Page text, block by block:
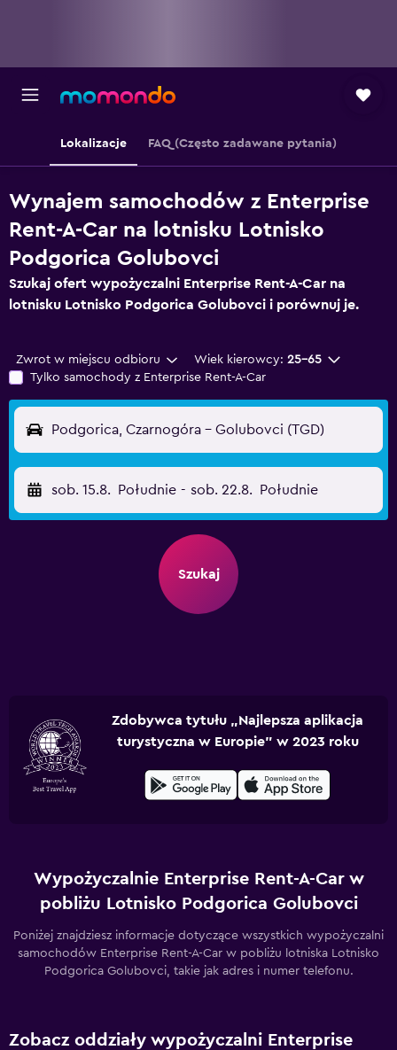
Lokalizacje FAQ (Często zadawane pytania)
Wynajem samochodów z Enterprise
Rent-A-Car na lotnisku Lotnisko
Podgorica Golubovci
Szukaj ofert wypożyczalni Enterprise Rent-A-Car na
lotnisku Lotnisko Podgorica Golubovci i porównuj je.
Zwrot w miejscu odbioru Wiek kierowcy: 25-65
Tylko samochody z Enterprise Rent-A-Car
Podgorica, Czarnogóra - Golubovci (TGD)
sob. 15.8. Południe - sob. 22.8. Południe
Szukaj
Zdobywca tytułu „Najlepsza aplikacja
turystyczna w Europie” w 2023 roku
Wypożyczalnie Enterprise Rent-A-Car w
pobliżu Lotnisko Podgorica Golubovci
Poniżej znajdziesz informacje dotyczące wszystkich wypożyczalni
samochodów Enterprise Rent-A-Car w pobliżu lotniska Lotnisko
Podgorica Golubovci, takie jak adres i numer telefonu.
Zobacz oddziały wypożyczalni Enterprise